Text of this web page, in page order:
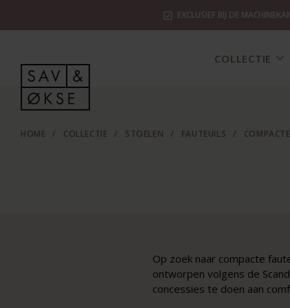
EXCLUSIEF BIJ DE
COLLECTIE
HOME / COLLECTIE / STOELEN / FAUTEUILS /
Op zoek naar compacte
ontworpen volgens de
concessies te doen aan